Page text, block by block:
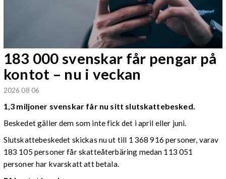
183 000 svenskar får pengar på
kontot – nu i veckan
2026 08 06
1,3 miljoner svenskar får nu sitt slutskattebesked.
Beskedet gäller dem som inte fick det i april eller juni.
Slutskattebeskedet skickas nu ut till 1 368 916 personer, varav
183 105 personer får skatteåterbäring medan 113 051
personer har kvarskatt att betala.